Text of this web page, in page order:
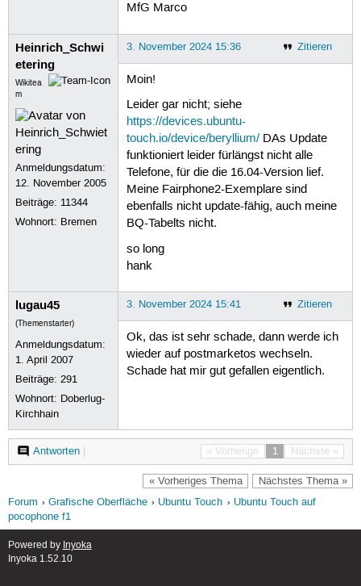
MfG Marco
Heinrich_Schwi
etering
Wikitea
m
Anmeldungsdatum:
12. November 2005
Beiträge: 11344
Wohnort: Bremen
Zitieren
3. November 2024 15:36
Moin!
Leider gar nicht; siehe
https://devices.ubuntu-
touch.io/device/beryllium/DAs Update
funktioniert leider fürlängst nicht alle
Telefone, für die die 16.04-Version lief.
Meine Fairphone2-Exemplare sind
ebenfalls nicht update-fähig, auch meine
BQ-Tabelts nicht.
so long
hank
lugau45
(Themenstarter)
Anmeldungsdatum:
1. April 2007
Beiträge:291
Wohnort: Doberlug-
Kirchhain
Zitieren
3. November 2024 15:41
Ok, das ist sehr schade, dann werde ich
wieder auf postmarketos wechseln.
Schade hat mir gut gefallen eigentlich.
« Vorherige 1 Nächste »
Antworten|
« Vorheriges Thema Nächstes Thema »
Forum Grafische Oberfläche Ubuntu Touch
Ubuntu Touch auf
pocophone f1
Powered by Inyoka
Inyoka 1.52.10